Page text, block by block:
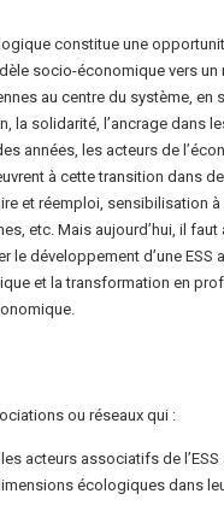
constitue une
socio-économique vers un
au centre du système, en
la solidarité, l’ancrage dans
années, les acteurs de
à cette transition dans
et réemploi, sensibilisation à
etc. Mais aujourd’hui, il
le développement d’une ESS
et la transformation en
ou réseaux qui :
acteurs associatifs de l’ESS
écologiques dans